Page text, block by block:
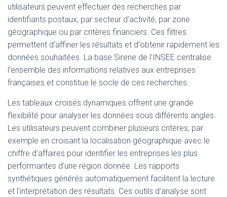
utilisateurs peuvent effectuer des recherches par
identifiants postaux, par secteur d'activité, par zone
géographique ou par critères financiers. Ces filtres
permettent d'affiner les résultats et d'obtenir rapidement les
données souhaitées. La base Sirene de l'INSEE centralise
l'ensemble des informations relatives aux entreprises
françaises et constitue le socle de ces recherches.
Les tableaux croisés dynamiques offrent une grande
flexibilité pour analyser les données sous différents angles.
Les utilisateurs peuvent combiner plusieurs critères, par
exemple en croisant la localisation géographique avec le
chiffre d'affaires pour identifier les entreprises les plus
performantes d'une région donnée. Les rapports
synthétiques générés automatiquement facilitent la lecture
et l'interprétation des résultats. Ces outils d'analyse sont